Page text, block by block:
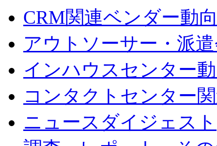
CRM関連ベンダー動
アウトソーサー・派
インハウスセンター
コンタクトセンター
ニュースダイジェスト